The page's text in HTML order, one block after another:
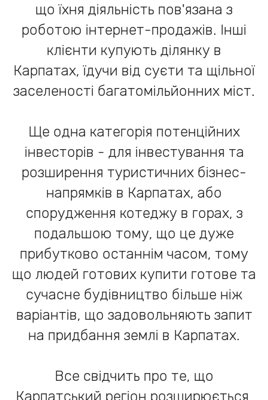
що їхня діяльність пов'язана з
роботою інтернет-продажів. Інші
клієнти купують ділянку в
Карпатах, їдучи від суєти та щільної
заселеності багатомільйонних міст.
Ще одна категорія потенційних
інвесторів - для інвестування та
розширення туристичних бізнес-
напрямків в Карпатах, або
спорудження котеджу в горах, з
подальшою тому, що це дуже
прибутково останнім часом, тому
що людей готових купити готове та
сучасне будівництво більше ніж
варіантів, що задовольняють запит
на придбання землі в Карпатах.
Все свідчить про те, що
Карпатський регіон розширюється,